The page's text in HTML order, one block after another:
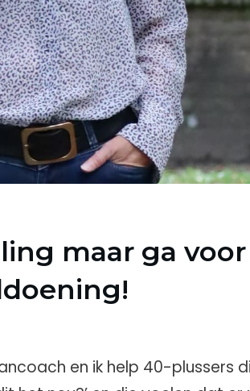
maar ga
en ik help 40-plussers